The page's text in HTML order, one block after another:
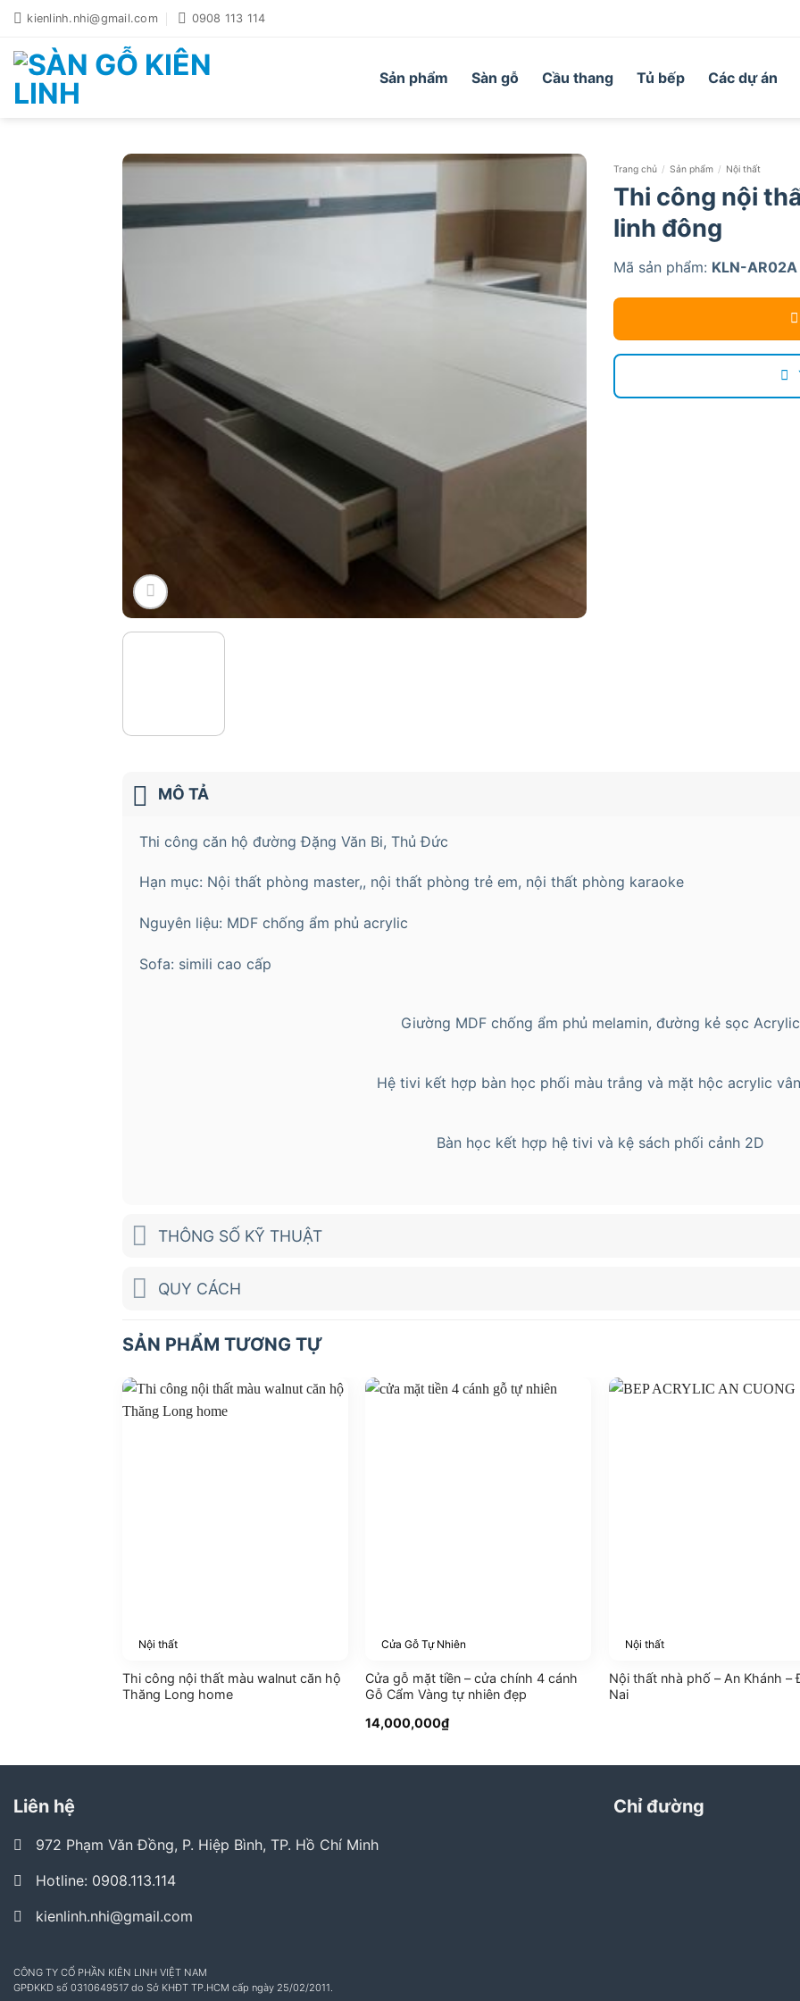
Bỏ
nội
dung
kienlinh.nhi@gmail.com 0908 113 114
Sản phẩm Sàn gỗ Cầu thang Tủ bếp Các dự án
Trang chủ / Sản phẩm / Nội thất
Thi công nội
linh đông
Mã sản phẩm: KLN-AR02A
MÔ TẢ
Thi công căn hộ đường Đặng Văn Bi, Thủ Đức
Hạn mục: Nội thất phòng master,, nội thất phòng trẻ em, nội thất phòng karaoke
Nguyên liệu: MDF chống ẩm phủ acrylic
Sofa: simili cao cấp
Giường MDF chống ẩm phủ melamin, đường kẻ sọc Acrylic
Hệ tivi kết hợp bàn học phối màu trắng và mặt hộc acrylic
Bàn học kết hợp hệ tivi và kệ sách phối cảnh 2D
THÔNG SỐ KỸ THUẬT
QUY CÁCH
SẢN PHẨM TƯƠNG TỰ
Nội thất
Thi công nội thất màu walnut căn hộ
Thăng Long home
Cửa Gỗ Tự Nhiên
Cửa gỗ mặt tiền – cửa chính 4 cánh
Gỗ Cẩm Vàng tự nhiên đẹp
14,000,000₫
Nội thất
Nội thất nhà phố – An Khánh –
Nai
Liên hệ
972 Phạm Văn Đồng, P. Hiệp Bình, TP. Hồ Chí Minh
Hotline: 0908.113.114
kienlinh.nhi@gmail.com
Chỉ đường
CÔNG TY CỔ PHẦN KIÊN LINH VIỆT NAM
GPĐKKD số 0310649517 do Sở KHĐT TP.HCM cấp ngày 25/02/2011.